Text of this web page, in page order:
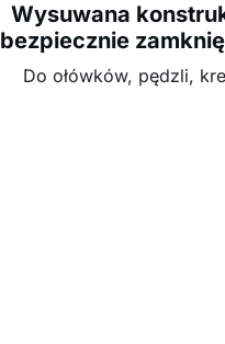
Wysuwana
bezpiecznie
Do ołówków, pędzli,